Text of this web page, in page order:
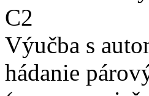
C2
Výučba s
hádanie